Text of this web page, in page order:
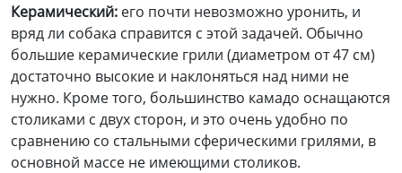
Керамический: его почти невозможно уронить, и
вряд ли собака справится с этой задачей. Обычно
большие керамические грили (диаметром от 47 см)
достаточно высокие и наклоняться над ними не
нужно. Кроме того, большинство камадо оснащаются
столиками с двух сторон, и это очень удобно по
сравнению со стальными сферическими грилями, в
основной массе не имеющими столиков.